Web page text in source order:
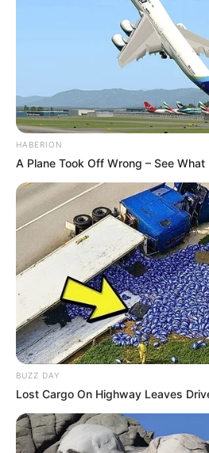
Com boas ideias e com
na massa, é possível criar
o dia das mães
linda, mesmo
apertado. Continue com a
fazer essa mágica acontecer!
Veja também:
Como fazer caixinha de
Colar diferenciado feito com
Como Fazer um na
HABERION
A Plane Took Off Wrong – See What
BUZZ DAY
Lost Cargo On Highway Leaves